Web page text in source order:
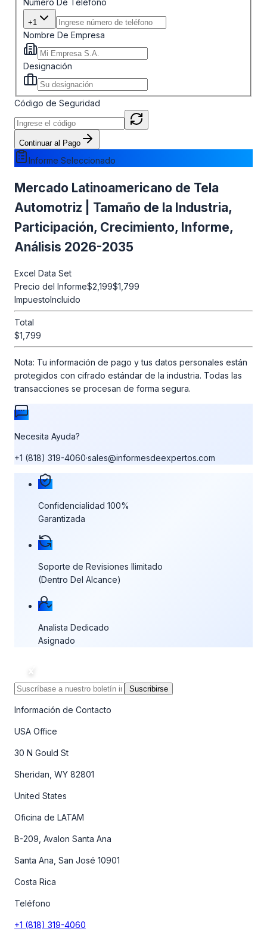
+1
Nombre De Empresa
Designación
Código de Seguridad
Continuar al Pago
Informe Seleccionado
Mercado Latinoamericano de Tela
Automotriz | Tamaño de la Industria,
Participación, Crecimiento, Informe,
Análisis 2026-2035
Excel Data Set
Precio del Informe$2,199$1,799
ImpuestoIncluido
Total
$1,799
Nota: Tu información de pago y tus datos personales están
protegidos con cifrado estándar de la industria. Todas las
transacciones se procesan de forma segura.
Necesita Ayuda?
+1 (818) 319-4060·sales@informesdeexpertos.com
Nuestras garantías de compra
Confidencialidad 100%
Garantizada
Soporte de Revisiones Ilimitado
(Dentro Del Alcance)
Analista Dedicado
Asignado
Suscribirse
Información de Contacto
USA Office
30 N Gould St
Sheridan, WY 82801
United States
Oficina de LATAM
B-209, Avalon Santa Ana
Santa Ana, San José 10901
Costa Rica
Teléfono
+1 (818) 319-4060